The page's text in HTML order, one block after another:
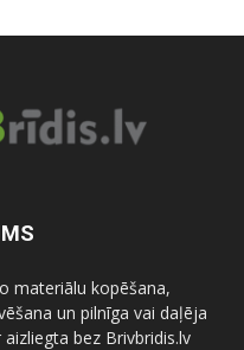
materiālu kopēšana,
un pilnīga vai daļēja
bez Brivbridis.lv